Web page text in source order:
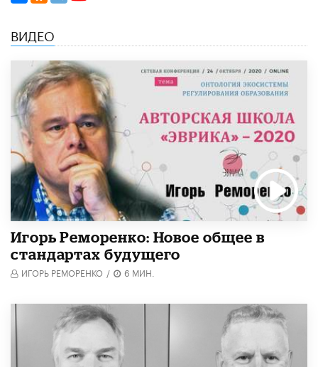
ВИДЕО
Игорь Реморенко: Новое общее в
стандартах будущего
ИГОРЬ РЕМОРЕНКО / 6 МИН.